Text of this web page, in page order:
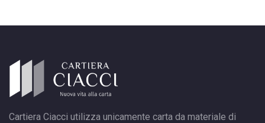
Cartiera Ciacci utilizza unicamente carta da materiale di